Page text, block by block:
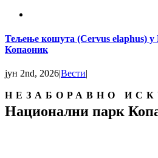
Тељење кошута (Cervus elaphus)
Копаоник
јун 2nd, 2026|Вести|
НЕЗАБОРАВНО
Национални парк